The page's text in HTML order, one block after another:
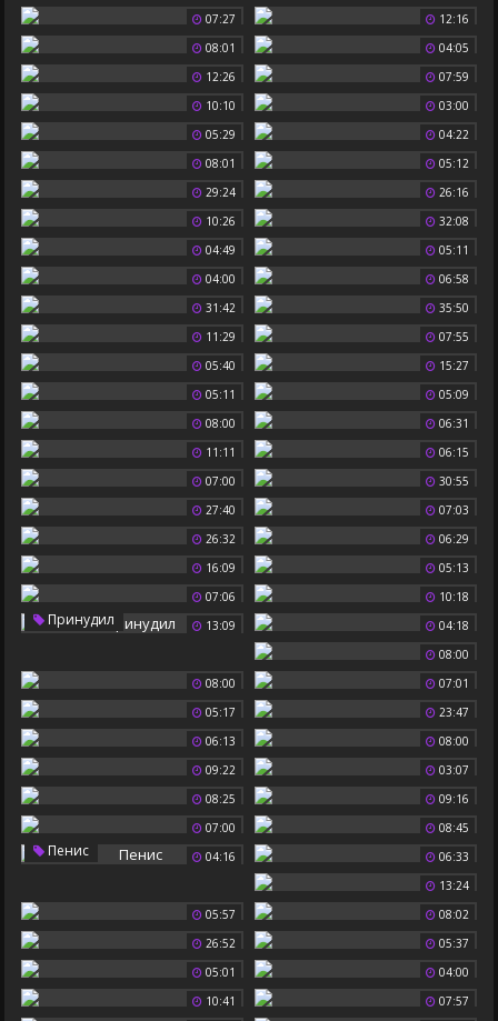
07:27
12:16
08:01
04:05
12:26
07:59
10:10
03:00
05:29
04:22
08:01
05:12
29:24
26:16
10:26
32:08
04:49
05:11
04:00
06:58
31:42
35:50
11:29
07:55
05:40
15:27
05:11
05:09
08:00
06:31
11:11
06:15
07:00
30:55
27:40
07:03
26:32
06:29
16:09
05:13
07:06
10:18
13:09
Принудил
04:18
08:00
08:00
07:01
05:17
23:47
06:13
08:00
09:22
03:07
08:25
09:16
07:00
08:45
04:16
Пенис
06:33
13:24
05:57
08:02
26:52
05:37
05:01
04:00
10:41
07:57